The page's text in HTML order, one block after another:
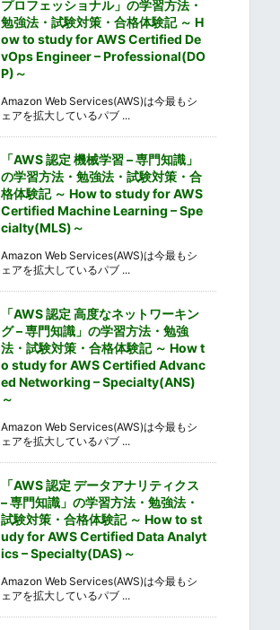
プロフェッショナル」の学習方法・
勉強法・試験対策・合格体験記 ～ H
ow to study for AWS Certified De
vOps Engineer – Professional(DO
P)～
Amazon Web Services(AWS)は今最もシ
ェアを拡大しているパブ ...
「AWS 認定 機械学習 – 専門知識」
の学習方法・勉強法・試験対策・合
格体験記 ～ How to study for AWS
Certified Machine Learning – Spe
cialty(MLS)～
Amazon Web Services(AWS)は今最もシ
ェアを拡大しているパブ ...
「AWS 認定 高度なネットワーキン
グ – 専門知識」の学習方法・勉強
法・試験対策・合格体験記 ～ How t
o study for AWS Certified Advanc
ed Networking – Specialty(ANS)
～
Amazon Web Services(AWS)は今最もシ
ェアを拡大しているパブ ...
「AWS 認定 データアナリティクス
– 専門知識」の学習方法・勉強法・
試験対策・合格体験記 ～ How to st
udy for AWS Certified Data Analyt
ics – Specialty(DAS)～
Amazon Web Services(AWS)は今最もシ
ェアを拡大しているパブ ...